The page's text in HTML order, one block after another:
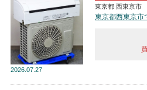
2026 07.27
東京都 西東京市